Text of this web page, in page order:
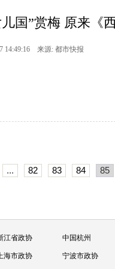
国”赏梅 原来《
14:49:16 来源: 都市快报
... 82 83 84 85
江省政协 中国杭州
海市政协 宁波市政协